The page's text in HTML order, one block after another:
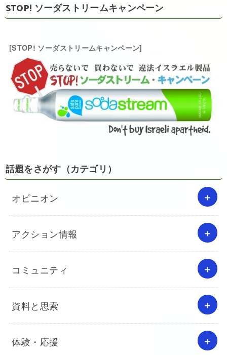
STOP! ソーダストリームキャンペーン
[STOP! ソーダストリームキャンペーン]
話題をさがす（カテゴリ）
オピニオン
アクション情報
コミュニティ
資料と思索
体験・応援